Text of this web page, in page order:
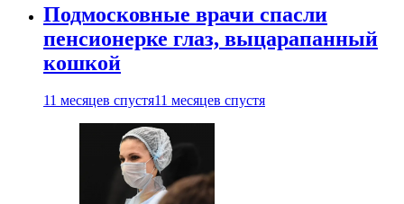
Подмосковные врачи спасли
пенсионерке глаз, выцарапанный
кошкой
11 месяцев спустя11 месяцев спустя